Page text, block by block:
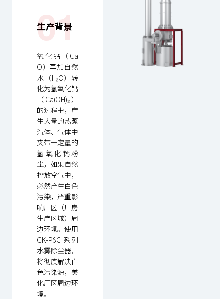
01
生产背景
氧化钙（Ca
O）再加自然
水（H₂O）转
化为氢氧化钙
（Ca(OH)₂）
的过程中，产
生大量的热蒸
汽体、气体中
夹带一定量的
氢氧化钙粉
尘，如果自然
排放空气中，
必然产生白色
污染，严重影
响厂区（厂房
生产区域）周
边环境。使用
GK-PSC 系列
水雾除尘器，
将彻底解决白
色污染源，美
化厂区周边环
境。